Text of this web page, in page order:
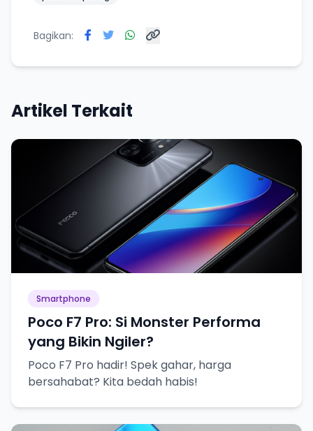
Bagikan:
Artikel Terkait
Smartphone
Poco F7 Pro: Si Monster Performa
yang Bikin Ngiler?
Poco F7 Pro hadir! Spek gahar, harga
bersahabat? Kita bedah habis!